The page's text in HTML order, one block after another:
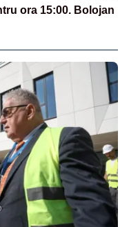
ora 15:00. Bolojan